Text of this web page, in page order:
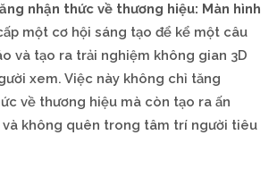
nhận thức về thương hiệu: Màn hình
một cơ hội sáng tạo để kể một câu
và tạo ra trải nghiệm không gian 3D
xem. Việc này không chỉ tăng
về thương hiệu mà còn tạo ra ấn
và không quên trong tâm trí người tiêu